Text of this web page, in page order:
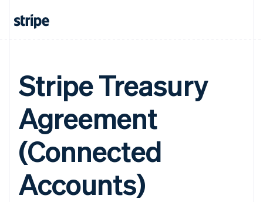
Stripe Treasury
Agreement
(Connected
Accounts)
Emiratos Árabes Unidos
Eslovenia
English Italiano
España
EspañolEnglish
Estados Unidos
English
Estonia
English
EnglishSvenska
Francia